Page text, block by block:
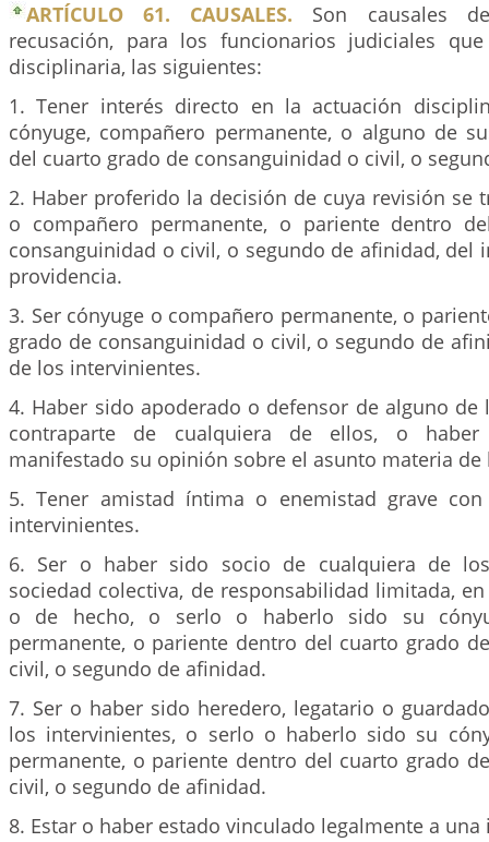
ARTÍCULO 61. CAUSALES. Son causales
recusación, para los funcionarios judiciales
disciplinaria, las siguientes:
1. Tener interés directo en la actuación
cónyuge, compañero permanente, o alguno de
del cuarto grado de consanguinidad o civil, o
2. Haber proferido la decisión de cuya revisión se
o compañero permanente, o pariente dentro
consanguinidad o civil, o segundo de afinidad, del
providencia.
3. Ser cónyuge o compañero permanente, o
grado de consanguinidad o civil, o segundo de
de los intervinientes.
4. Haber sido apoderado o defensor de alguno
contraparte de cualquiera de ellos, o
manifestado su opinión sobre el asunto materia de
5. Tener amistad íntima o enemistad grave
intervinientes.
6. Ser o haber sido socio de cualquiera de
sociedad colectiva, de responsabilidad limitada,
o de hecho, o serlo o haberlo sido su
permanente, o pariente dentro del cuarto grado
civil, o segundo de afinidad.
7. Ser o haber sido heredero, legatario o
los intervinientes, o serlo o haberlo sido su
permanente, o pariente dentro del cuarto grado
civil, o segundo de afinidad.
8. Estar o haber estado vinculado legalmente a